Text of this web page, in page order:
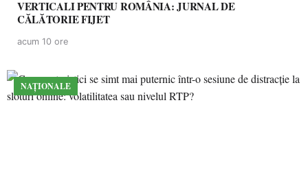
VERTICALI PENTRU ROMÂNIA: JURNAL DE
CĂLĂTORIE FIJET
acum 10 ore
NAȚIONALE